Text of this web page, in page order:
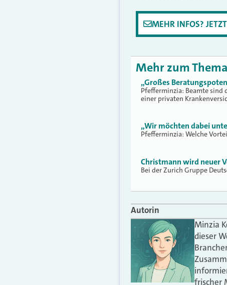
MEHR INFOS?
Mehr zum Thema
„Großes
Pfefferminzia: Beamte sind
einer privaten
„Wir möchten dabei
Pfefferminzia: Welche
Christmann wird neuer
Bei der Zurich Gruppe
Autorin
Minzia
dieser
frischer